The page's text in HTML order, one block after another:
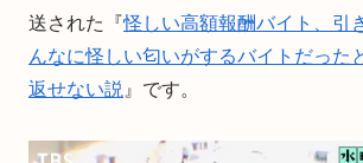
送された『怪しい高額報酬バイト、引
んなに怪しい匂いがするバイトだった
返せない説 』です。